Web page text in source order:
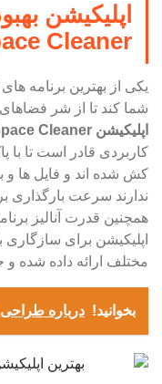
اپلیکیشن
Cleaner
یکی از بهترین برنامه
شما کند تا از شر
اپلیکیشن Clean Master- Space Cleaner
کاربردی قادر است تا با
کش شده اند و فایل ها و
ندارند سرعت بارگذاری
همچنین قدرت آنالیز
اپلیکیشن برای
مختلف ارائه داده شده و حدود 500 میلیون بار
بخوانید! درباره طراحی